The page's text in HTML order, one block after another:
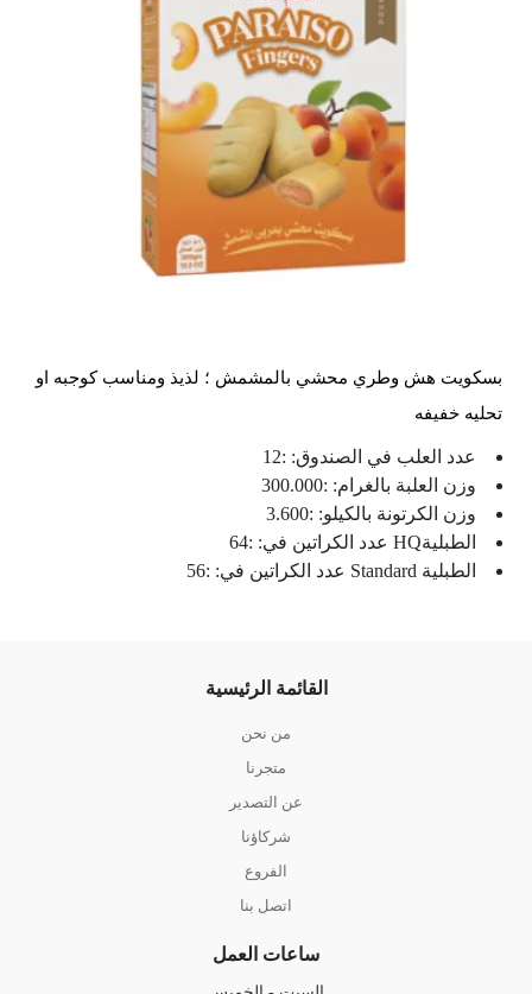
بسكويت هش وطري محشي بالمشمش ؛ لذيذ ومناسب كوجبه او
تحليه خفيفه
عدد العلب في الصندوق: :12
وزن العلبة بالغرام: :300.000
وزن الكرتونة بالكيلو: :3.600
الطبليةHQ عدد الكراتين في: :64
الطبلية Standard عدد الكراتين في: :56
القائمة الرئيسية
من نحن
متجرنا
عن التصدير
شركاؤنا
الفروع
اتصل بنا
ساعات العمل